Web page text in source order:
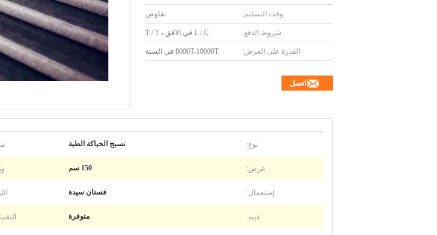
وقت التسليم: تفاوض
شروط الدفع: L / C في الافق ، T / T
القدرة على العرض: 8000T-10000T في السنة
اتصل
نوع: نسيج الحياكة الطية
عرض: 150 سم
إستعمال: فستان سيدة
عينة: متوفرة